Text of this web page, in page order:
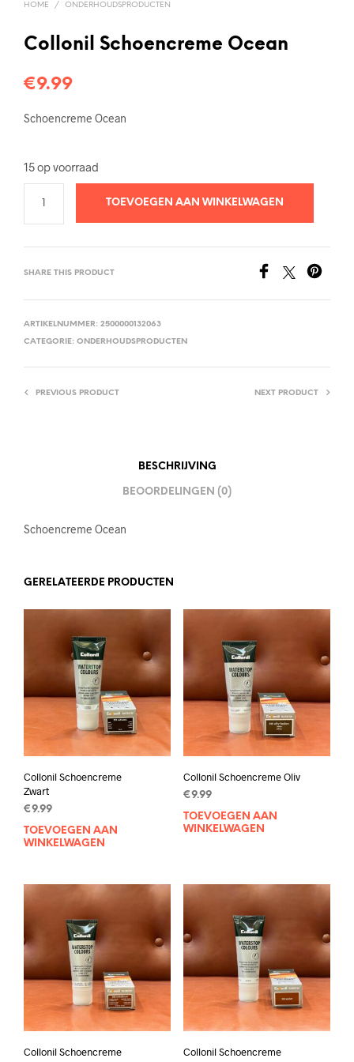
HOME / ONDERHOUDSPRODUCTEN
Collonil Schoencreme Ocean
€9.99
Schoencreme Ocean
15 op voorraad
TOEVOEGEN AAN WINKELWAGEN
SHARE THIS PRODUCT
ARTIKELNUMMER: 2500000132063
CATEGORIE: ONDERHOUDSPRODUCTEN
PREVIOUS PRODUCT NEXT PRODUCT
BESCHRIJVING
BEOORDELINGEN (0)
Schoencreme Ocean
GERELATEERDE PRODUCTEN
Collonil Schoencreme
Zwart
€9.99
TOEVOEGEN AAN
WINKELWAGEN
Collonil Schoencreme Oliv
€9.99
TOEVOEGEN AAN
WINKELWAGEN
Collonil Schoencreme
Collonil Schoencreme